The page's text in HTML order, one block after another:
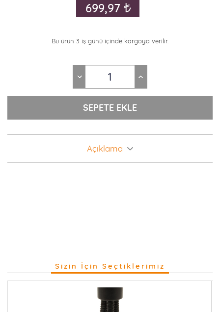
699,97
Bu ürün 3 iş günü içinde kargoya verilir.
Açıklama
Sizin İçin Seçtiklerimiz